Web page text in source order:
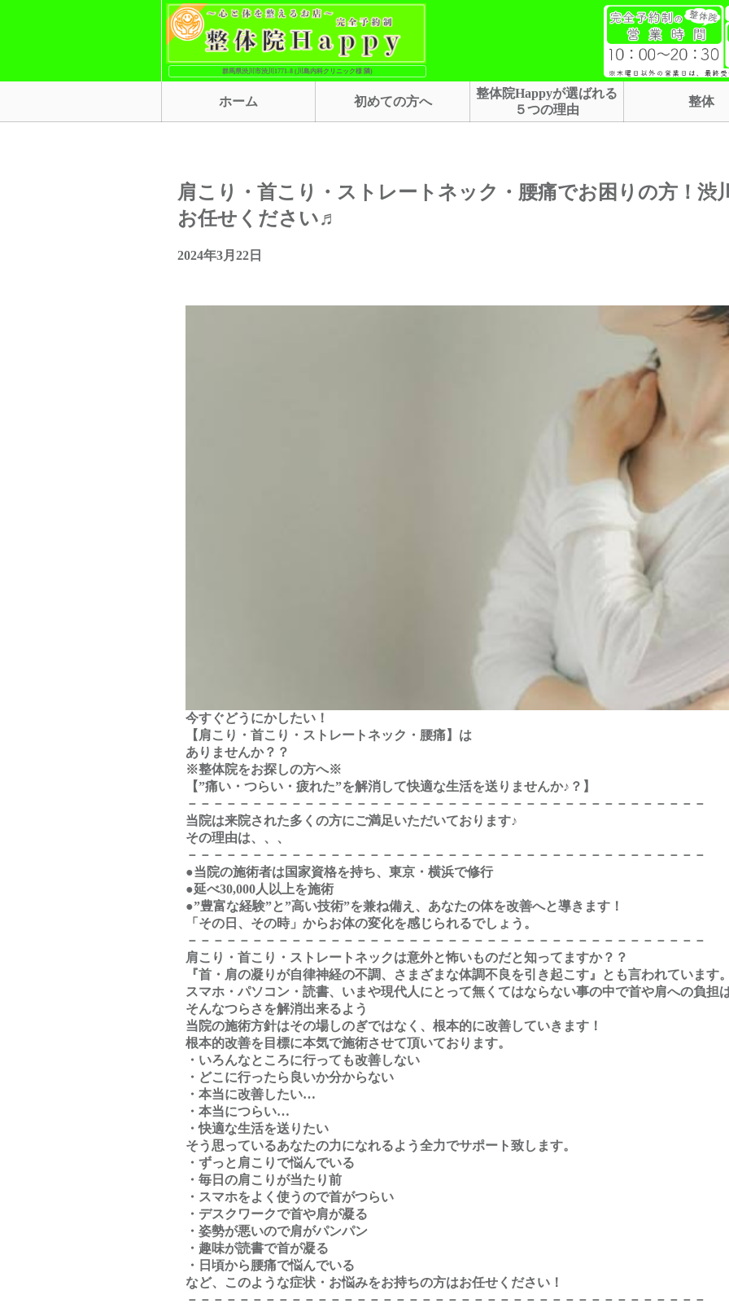
群馬県渋川市渋川1771-8 (川島内科クリニック様 隣)
ホーム 初めての方へ
整体院Happyが選ばれる
５つの理由
整体
肩こり・首こり・ストレートネック・腰痛でお困りの方！渋
お任せください♬
2024年3月22日
今すぐどうにかしたい！
【肩こり・首こり・ストレートネック・腰痛】は
ありませんか？？
※整体院をお探しの方へ※
【”痛い・つらい・疲れた”を解消して快適な生活を送りませんか♪？】
－－－－－－－－－－－－－－－－－－－－－－－－－－－－－－－－－－－－－－－－
当院は来院された多くの方にご満足いただいております♪
その理由は、、、
－－－－－－－－－－－－－－－－－－－－－－－－－－－－－－－－－－－－－－－－
●当院の施術者は国家資格を持ち、東京・横浜で修行
●延べ30,000人以上を施術
●”豊富な経験”と”高い技術”を兼ね備え、あなたの体を改善へと導きます！
「その日、その時」からお体の変化を感じられるでしょう。
－－－－－－－－－－－－－－－－－－－－－－－－－－－－－－－－－－－－－－－－
肩こり・首こり・ストレートネックは意外と怖いものだと知ってますか？？
『首・肩の凝りが自律神経の不調、さまざまな体調不良を引き起こす』とも言われています。
スマホ・パソコン・読書、いまや現代人にとって無くてはならない事の中で首や肩への負担
そんなつらさを解消出来るよう
当院の施術方針はその場しのぎではなく、根本的に改善していきます！
根本的改善を目標に本気で施術させて頂いております。
・いろんなところに行っても改善しない
・どこに行ったら良いか分からない
・本当に改善したい…
・本当につらい…
・快適な生活を送りたい
そう思っているあなたの力になれるよう全力でサポート致します。
・ずっと肩こりで悩んでいる
・毎日の肩こりが当たり前
・スマホをよく使うので首がつらい
・デスクワークで首や肩が凝る
・姿勢が悪いので肩がパンパン
・趣味が読書で首が凝る
・日頃から腰痛で悩んでいる
など、このような症状・お悩みをお持ちの方はお任せください！
－－－－－－－－－－－－－－－－－－－－－－－－－－－－－－－－－－－－－－－－